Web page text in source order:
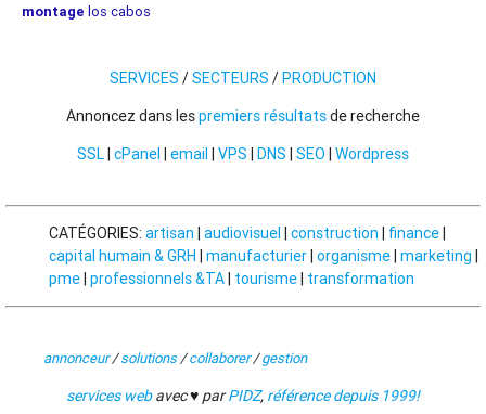
montage los cabos
SERVICES /SECTEURS /PRODUCTION
Annoncez dans lespremiers résultatsde recherche
SSL| cPanel | email | VPS | DNS | SEO | Wordpress
CATÉGORIES: artisan | audiovisuel | construction | finance|
capital humain & GRH | manufacturier| organisme| marketing |
pme| professionnels &TA| tourisme| transformation
annonceur/solutions/collaborer/gestion
services webavec ♥ parPIDZ, référence depuis 1999!